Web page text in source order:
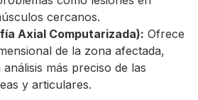
cercanos.
Axial Computarizada): Ofrece
de la zona afectada,
más preciso de las
y articulares.